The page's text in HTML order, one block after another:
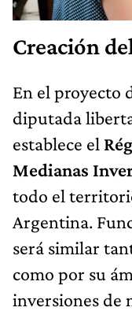
Creación
En el proyecto
diputada
establece el
Medianas
todo el
Argentina.
será similar
como por su
inversiones de